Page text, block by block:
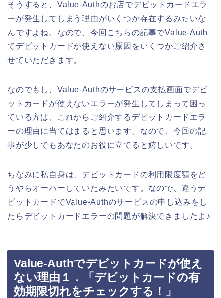
そうすると、Value-Authのお店でデビットカードエラ
ーが発生してしまう理由がいくつか存在するみたいな
んですよね。なので、今回こちらの記事でValue-Auth
でデビットカードが使えない原因をいくつかご紹介さ
せていただきます。
なのでもし、Value-Authのサービスの支払画面でデビ
ットカードが使えないエラーが発生してしまって困っ
ている方は、これからご紹介するデビットカードエラ
ーの理由に当てはまると思います。なので、今回の記
事が少しでもあなたのお役に立てると嬉しいです。
ちなみに私自身は、デビットカードの利用限度額をど
うやらオーバーしていたみたいです。なので、違うデ
ビットカードでValue-Authのサービスの申し込みをし
たらデビットカードエラーの問題が解決できましたよ♪
Value-Authでデビットカードが使え
ない理由１．「デビットカードの有
効期限切れをチェックする！」